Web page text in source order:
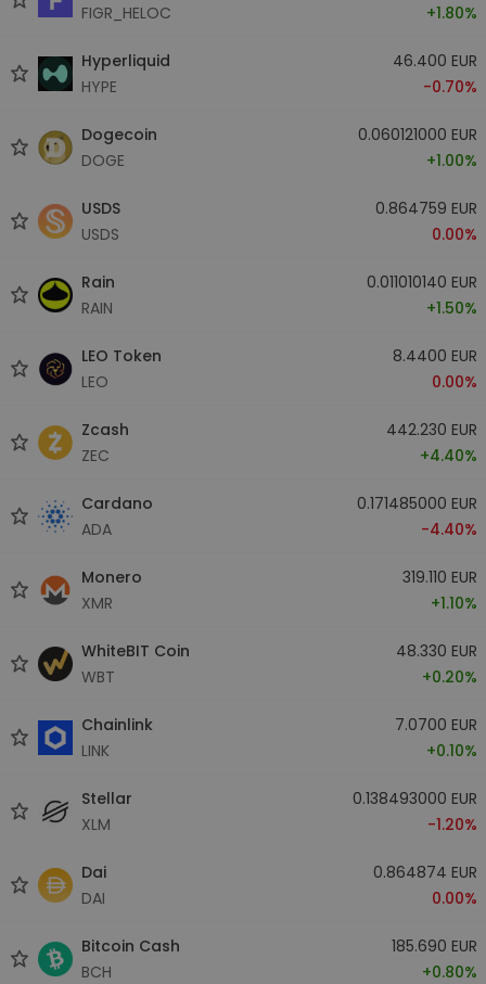
FIGR_HELOC
+1.80%
Hyperliquid
HYPE
46.400 EUR
-0.70%
Dogecoin
DOGE
0.060121000 EUR
+1.00%
USDS
USDS
0.864759 EUR
0.00%
Rain
RAIN
0.011010140 EUR
+1.50%
LEO Token
LEO
8.4400 EUR
0.00%
Zcash
ZEC
442.230 EUR
+4.40%
Cardano
ADA
0.171485000 EUR
-4.40%
Monero
XMR
319.110 EUR
+1.10%
WhiteBIT Coin
WBT
48.330 EUR
+0.20%
Chainlink
LINK
7.0700 EUR
+0.10%
Stellar
XLM
0.138493000 EUR
-1.20%
Dai
DAI
0.864874 EUR
0.00%
Bitcoin Cash
BCH
185.690 EUR
+0.80%